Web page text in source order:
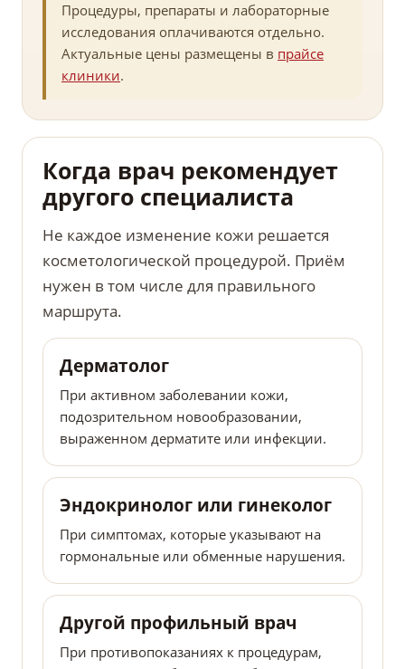
Процедуры, препараты и лабораторные
исследования оплачиваются отдельно.
Актуальные цены размещены в прайсе
клиники.
Когда врач рекомендует
другого специалиста
Не каждое изменение кожи решается
косметологической процедурой. Приём
нужен в том числе для правильного
маршрута.
Дерматолог
При активном заболевании кожи,
подозрительном новообразовании,
выраженном дерматите или инфекции.
Эндокринолог или гинеколог
При симптомах, которые указывают на
гормональные или обменные нарушения.
Другой профильный врач
При противопоказаниях к процедурам,